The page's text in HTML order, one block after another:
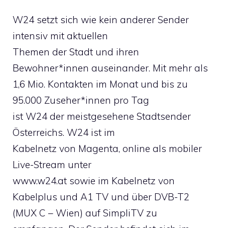
W24 setzt sich wie kein anderer Sender
intensiv mit aktuellen
Themen der Stadt und ihren
Bewohner*innen auseinander. Mit mehr als
1,6 Mio. Kontakten im Monat und bis zu
95.000 Zuseher*innen pro Tag
ist W24 der meistgesehene Stadtsender
Österreichs. W24 ist im
Kabelnetz von Magenta, online als mobiler
Live-Stream unter
www.w24.at sowie im Kabelnetz von
Kabelplus und A1 TV und über DVB-T2
(MUX C – Wien) auf SimpliTV zu